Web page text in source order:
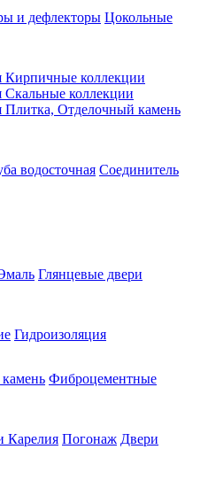
и дефлекторы Цокольные
Кирпичные коллекции
коллекции
Плитка, Отделочный камень
водосточная Соединитель
Глянцевые двери
Гидроизоляция
Фиброцементные
Карелия Погонаж Двери